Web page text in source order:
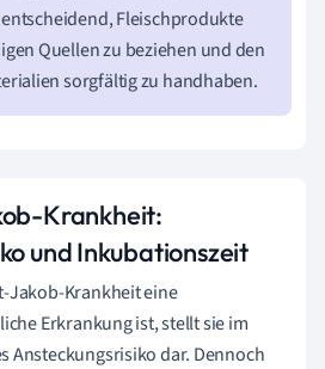
Fleischprodukte
Quellen zu beziehen und den
sorgfältig zu handhaben.
Krankheit:
und Inkubationszeit
Jakob-Krankheit eine
Erkrankung ist, stellt sie im
Ansteckungsrisiko dar. Dennoch